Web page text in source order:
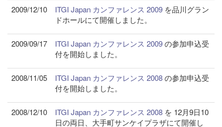
2009/12/10 ITGI Japan カンファレンス 2009 を品川グラン
ドホールにて開催しました。
2009/09/17 ITGI Japan カンファレンス 2009の参加申込受
付を開始しました。
2008/11/05 ITGI Japan カンファレンス 2008の参加申込受
付を開始しました。
2008/12/10 ITGI Japan カンファレンス 2008 を 12月9日10
日の両日、大手町サンケイプラザにて開催し